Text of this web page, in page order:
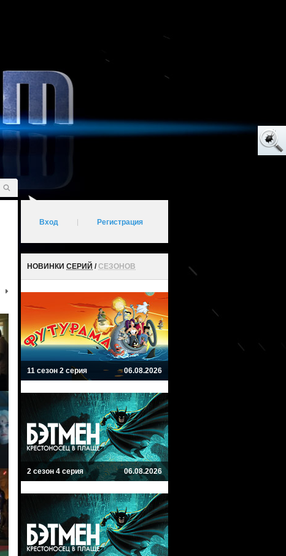
Вход Регистрация
НОВИНКИ СЕРИЙ /СЕЗОНОВ
11 сезон 2 серия 06.08.2026
2 сезон 4 серия 06.08.2026